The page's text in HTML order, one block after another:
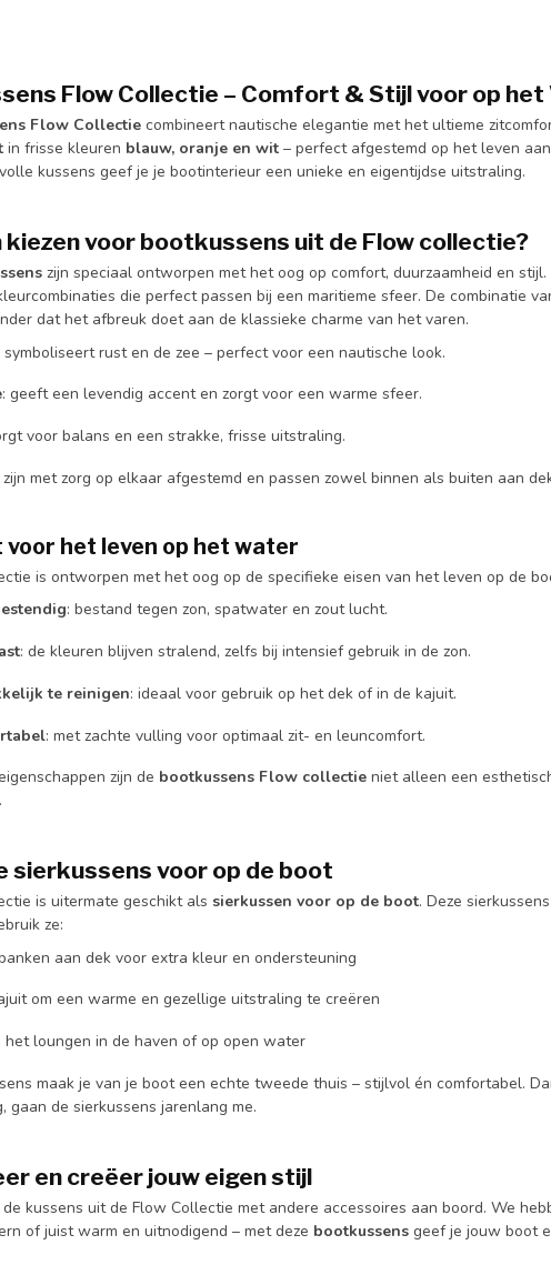
Flow Collectie – Comfort & Stijl voor op
Flow Collectie combineert nautische elegantie met het ultieme
in frisse kleuren blauw, oranje en wit – perfect afgestemd op het leven
kussens geef je je bootinterieur een unieke en eigentijdse uitstraling.
kiezen voor bootkussens uit de Flow collectie?
zijn speciaal ontworpen met het oog op comfort, duurzaamheid en
die perfect passen bij een maritieme sfeer. De combinatie
dat het afbreuk doet aan de klassieke charme van het varen.
symboliseert rust en de zee – perfect voor een nautische look.
: geeft een levendig accent en zorgt voor een warme sfeer.
voor balans en een strakke, frisse uitstraling.
met zorg op elkaar afgestemd en passen zowel binnen als buiten aan
voor het leven op het water
is ontworpen met het oog op de specifieke eisen van het leven op de
: bestand tegen zon, spatwater en zout lucht.
: de kleuren blijven stralend, zelfs bij intensief gebruik in de zon.
te reinigen: ideaal voor gebruik op het dek of in de kajuit.
: met zachte vulling voor optimaal zit- en leuncomfort.
zijn de bootkussens Flow collectie niet alleen een
sierkussens voor op de boot
is uitermate geschikt als sierkussen voor op de boot. Deze
ze:
aan dek voor extra kleur en ondersteuning
om een warme en gezellige uitstraling te creëren
het loungen in de haven of op open water
maak je van je boot een echte tweede thuis – stijlvol én comfortabel.
gaan de sierkussens jarenlang me.
en creëer jouw eigen stijl
kussens uit de Flow Collectie met andere accessoires aan boord. We
of juist warm en uitnodigend – met deze bootkussens geef je jouw boot